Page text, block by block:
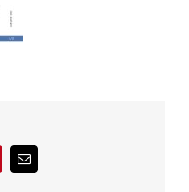
PinterestCorreo
electrónico